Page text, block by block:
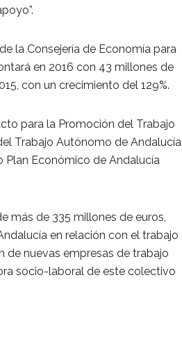
la Consejería de Economía para
en 2016 con 43 millones de
con un crecimiento del 129%.
para la Promoción del Trabajo
Trabajo Autónomo de Andalucía
Plan Económico de Andalucía
más de 335 millones de euros,
en relación con el trabajo
de nuevas empresas de trabajo
socio-laboral de este colectivo